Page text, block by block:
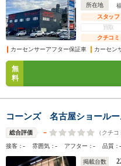
所在地
スタッフ
買取
クチコミ
カーセンサーアフター保証車
カーセン
無
料
コーンズ 名古屋ショールー
総合評価 - （クチコ
接客：- 雰囲気：- アフター：- 品質：-
掲載台数